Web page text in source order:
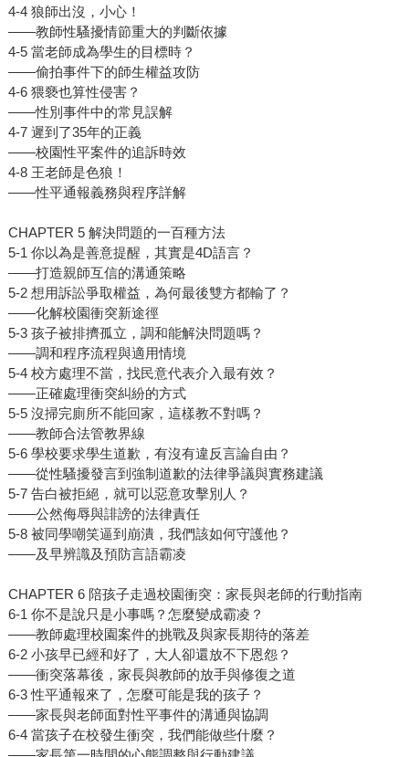
4-4 狼師出沒，小心！
——教師性騷擾情節重大的判斷依據
4-5 當老師成為學生的目標時？
——偷拍事件下的師生權益攻防
4-6 猥褻也算性侵害？
——性別事件中的常見誤解
4-7 遲到了35年的正義
——校園性平案件的追訴時效
4-8 王老師是色狼！
——性平通報義務與程序詳解
CHAPTER 5 解決問題的一百種方法
5-1 你以為是善意提醒，其實是4D語言？
——打造親師互信的溝通策略
5-2 想用訴訟爭取權益，為何最後雙方都輸了？
——化解校園衝突新途徑
5-3 孩子被排擠孤立，調和能解決問題嗎？
——調和程序流程與適用情境
5-4 校方處理不當，找民意代表介入最有效？
——正確處理衝突糾紛的方式
5-5 沒掃完廁所不能回家，這樣教不對嗎？
——教師合法管教界線
5-6 學校要求學生道歉，有沒有違反言論自由？
——從性騷擾發言到強制道歉的法律爭議與實務建議
5-7 告白被拒絕，就可以惡意攻擊別人？
——公然侮辱與誹謗的法律責任
5-8 被同學嘲笑逼到崩潰，我們該如何守護他？
——及早辨識及預防言語霸凌
CHAPTER 6 陪孩子走過校園衝突：家長與老師的行動指南
6-1 你不是說只是小事嗎？怎麼變成霸凌？
——教師處理校園案件的挑戰及與家長期待的落差
6-2 小孩早已經和好了，大人卻還放不下恩怨？
——衝突落幕後，家長與教師的放手與修復之道
6-3 性平通報來了，怎麼可能是我的孩子？
——家長與老師面對性平事件的溝通與協調
6-4 當孩子在校發生衝突，我們能做些什麼？